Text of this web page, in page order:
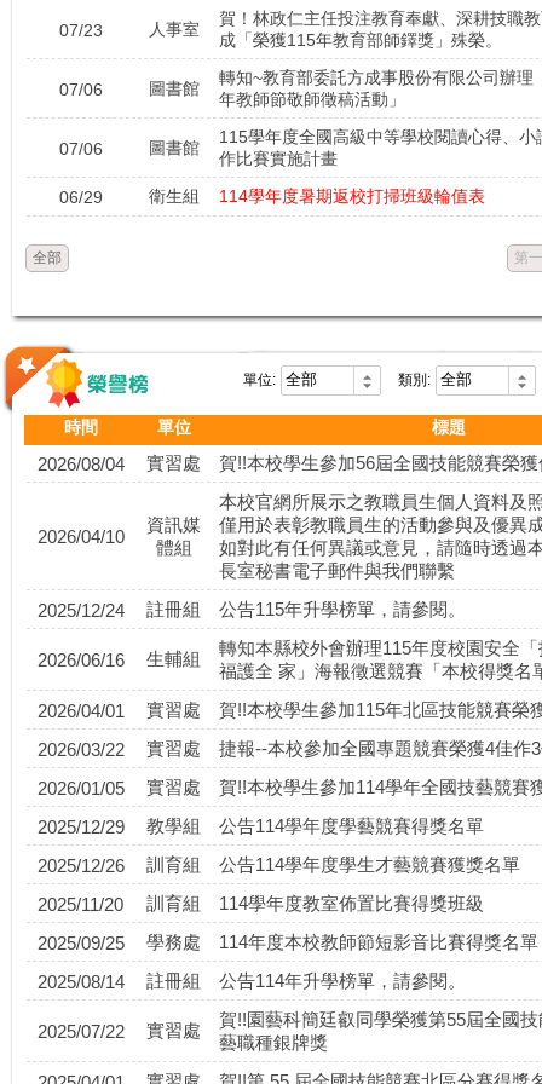
恭喜三農張宥萱
恭喜三林方柏堯
恭喜三園蕭秉
恭喜三林李安政
恭喜三畜蔣昀祐 國立
07/23 人事室
賀！林政仁主任投注教育奉獻、深耕技職
成「榮獲115年教育部師鐸獎」殊榮。
07/06 圖書館
轉知~教育部委託方成事股份有限公司辦理
年教師節敬師徵稿活動」
07/06 圖書館
115學年度全國高級中等學校閱讀心得、小
作比賽實施計畫
06/29
衛生組 114學年度暑期返校打掃班級輪值表
全部 第
單位: 類別:
時間 單位 標題
2026/08/04 實習處 賀!!本校學生參加56屆全國技能競賽榮
2026/04/10
資訊媒
體組
本校官網所展示之教職員生個人資料及
僅用於表彰教職員生的活動參與及優異
如對此有任何異議或意見，請隨時透過
長室秘書電子郵件與我們聯繫
2025/12/24
註冊組 公告115年升學榜單，請參閱。
2026/06/16 生輔組
轉知本縣校外會辦理115年度校園安全
福護全 家」海報徵選競賽「本校得獎名
2026/04/01
實習處
賀!!本校學生參加115年北區技能競賽榮
2026/03/22
實習處
捷報--本校參加全國專題競賽榮獲4佳作
2026/01/05
實習處
賀!!本校學生參加114學年全國技藝競賽
2025/12/29
教學組
公告114學年度學藝競賽得獎名單
2025/12/26
訓育組
公告114學年度學生才藝競賽獲獎名單
2025/11/20
訓育組
114學年度教室佈置比賽得獎班級
2025/09/25
學務處
114年度本校教師節短影音比賽得獎名單
2025/08/14
註冊組 公告114年升學榜單，請參閱。
2025/07/22 實習處
賀!!園藝科簡廷叡同學榮獲第55屆全國
藝職種銀牌獎